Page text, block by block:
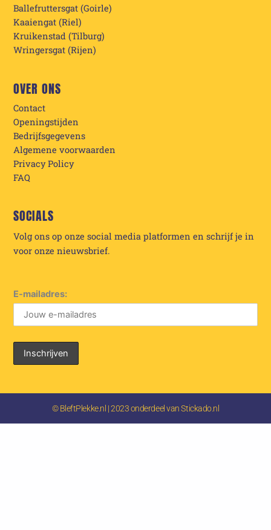
Ballefruttersgat (Goirle)
Kaaiengat (Riel)
Kruikenstad (Tilburg)
Wringersgat (Rijen)
OVER ONS
Contact
Openingstijden
Bedrijfsgegevens
Algemene voorwaarden
Privacy Policy
FAQ
SOCIALS
Volg ons op onze social media platformen en schrijf je in
voor onze nieuwsbrief.
E-mailadres:
© BleftPlekke.nl | 2023 onderdeel van Stickado.nl